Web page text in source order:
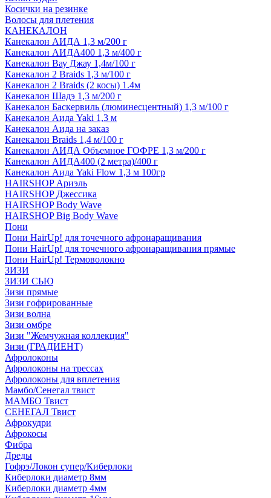
Косички на резинке
Волосы для плетения
КАНЕКАЛОН
Канекалон АИДА 1,3 м/200 г
Канекалон АИДА400 1,3 м/400 г
Канекалон Вау Джау 1,4м/100 г
Канекалон 2 Braids 1,3 м/100 г
Канекалон 2 Braids (2 косы) 1.4м
Канекалон Шадэ 1,3 м/200 г
Канекалон Баскервиль (люминесцентный) 1,3 м/100 г
Канекалон Аида Yaki 1,3 м
Канекалон Аида на заказ
Канекалон Braids 1,4 м/100 г
Канекалон АИДА Объемное ГОФРЕ 1,3 м/200 г
Канекалон АИДА400 (2 метра)/400 г
Канекалон Аида Yaki Flow 1,3 м 100гр
HAIRSHOP Ариэль
HAIRSHOP Джессика
HAIRSHOP Body Wave
HAIRSHOP Big Body Wave
Пони
Пони HairUp! для точечного афронаращивания
Пони HairUp! для точечного афронаращивания прямые
Пони HairUp! Термоволокно
ЗИЗИ
ЗИЗИ СЬЮ
Зизи прямые
Зизи гофрированные
Зизи волна
Зизи омбре
Зизи "Жемчужная коллекция"
Зизи (ГРАДИЕНТ)
Афролоконы
Афролоконы на трессах
Афролоконы для вплетения
Мамбо/Сенегал твист
МАМБО Твист
СЕНЕГАЛ Твист
Афрокудри
Афрокосы
Фибра
Дреды
Гофрэ/Локон супер/Киберлоки
Киберлоки диаметр 8мм
Киберлоки диаметр 4мм